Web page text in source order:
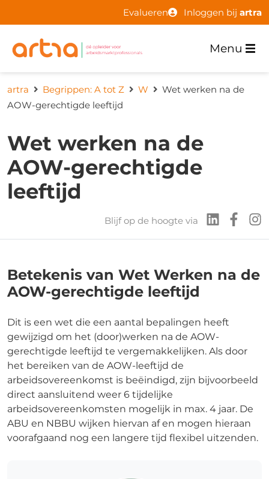
Evalueren Inloggen bij artra
Menu
artra Begrippen: A tot Z W
Wet werken na de
AOW-gerechtigde leeftijd
Wet werken na de
AOW-gerechtigde
leeftijd
Blijf op de hoogte via
Betekenis van Wet Werken na de
AOW-gerechtigde leeftijd
Dit is een wet die een aantal bepalingen heeft
gewijzigd om het (door)werken na de AOW-
gerechtigde leeftijd te vergemakkelijken. Als door
het bereiken van de AOW-leeftijd de
arbeidsovereenkomst is beëindigd, zijn bijvoorbeeld
direct aansluitend weer 6 tijdelijke
arbeidsovereenkomsten mogelijk in max. 4 jaar. De
ABU en NBBU wijken hiervan af en mogen hieraan
voorafgaand nog een langere tijd flexibel uitzenden.